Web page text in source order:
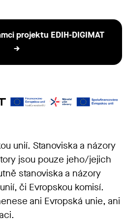
projektu EDIH-DIGIMAT
→
unií. Stanoviska a názory
jsou pouze jeho/jejich
stanoviska a názory
či Evropskou komisí.
ani Evropská unie, ani